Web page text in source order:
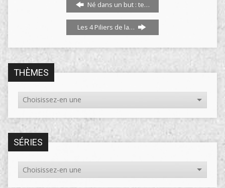
Né dans un but : te…
Les 4 Piliers de la…
THÈMES
SÉRIES